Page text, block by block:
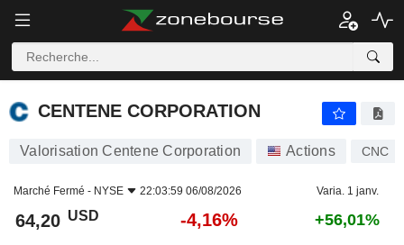
CENTENE CORPORATION
CENTENE CORPORATION
Valorisation Centene Corporation Actions CNC
Marché Fermé - NYSE 22:03:59 06/08/2026 Varia. 1 janv.
64,20 USD -4,16% +56,01%